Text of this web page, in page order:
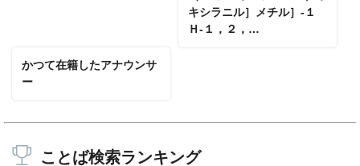
キシラニル］メチル］‐１
Ｈ‐１，２，…
かつて在籍したアナウンサ
ー
ことば検索ランキング